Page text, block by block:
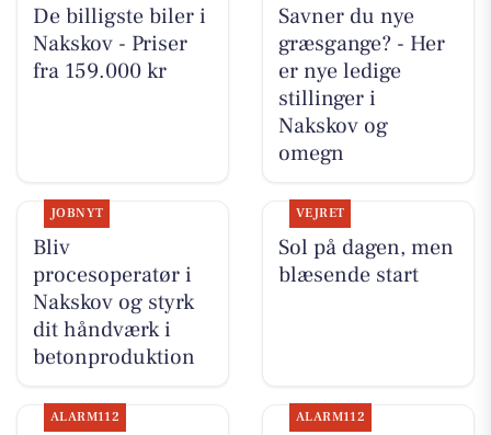
De billigste biler i
Nakskov - Priser
fra 159.000 kr
Savner du nye
græsgange? - Her
er nye ledige
stillinger i
Nakskov og
omegn
JOBNYT
Bliv
procesoperatør i
Nakskov og styrk
dit håndværk i
betonproduktion
VEJRET
Sol på dagen, men
blæsende start
ALARM112 ALARM112